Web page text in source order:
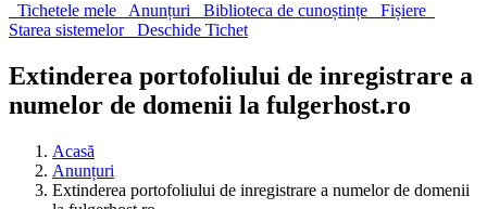
Tichetele mele Anunțuri Biblioteca de cunoștințe
Fișiere
Starea sistemelor
Deschide Tichet
Extinderea portofoliului de inregistrare a
numelor de domenii la fulgerhost.ro
Acasă
Anunțuri
Extinderea portofoliului de inregistrare a numelor de domenii